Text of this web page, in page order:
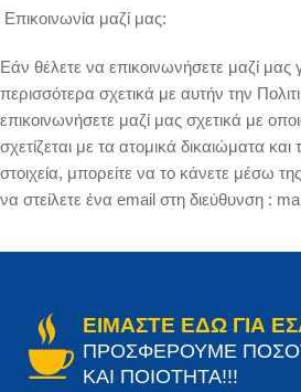
Επικοινωνία μαζί μας:
Εάν θέλετε να επικοινωνήσετε μαζί μας
περισσότερα σχετικά με αυτήν την
επικοινωνήσετε μαζί μας σχετικά με
σχετίζεται με τα ατομικά δικαιώματα
στοιχεία, μπορείτε να το κάνετε μέσω
να στείλετε ένα email στη διεύθυνση :
ΕΙΜΑΣΤΕ ΕΔΩ ΓΙΑ
ΠΡΟΣΦΕΡΟΥΜΕ
ΚΑΙ ΠΟΙΟΤΗΤΑ!!!